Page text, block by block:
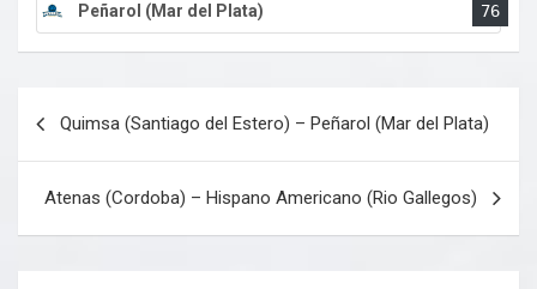
Peñarol (Mar del Plata)
76
entradas
Quimsa (Santiago del Estero) – Peñarol (Mar del Plata)
Atenas (Cordoba) – Hispano Americano (Rio Gallegos)